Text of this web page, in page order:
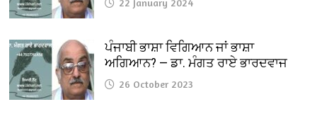
22 January 2024
ਪੰਜਾਬੀ ਭਾਸ਼ਾ ਵਿਗਿਆਨ ਜਾਂ ਭਾਸ਼ਾ
ਅਗਿਆਨ? — ਡਾ. ਮੰਗਤ ਰਾਏ ਭਾਰਦਵਾਜ
26 October 2023